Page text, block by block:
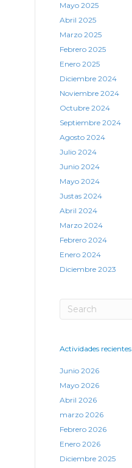
Mayo 2025
Abril 2025
Marzo 2025
Febrero 2025
Enero 2025
Diciembre 2024
Noviembre 2024
Octubre 2024
Septiembre 2024
Agosto 2024
Julio 2024
Junio 2024
Mayo 2024
Justas 2024
Abril 2024
Marzo 2024
Febrero 2024
Enero 2024
Diciembre 2023
Actividades recientes
Junio 2026
Mayo 2026
Abril 2026
marzo 2026
Febrero 2026
Enero 2026
Diciembre 2025